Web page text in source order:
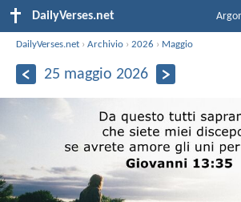
DailyVerses.net
DailyVerses.net ›Archivio ›2026 › Maggio
25 maggio 2026